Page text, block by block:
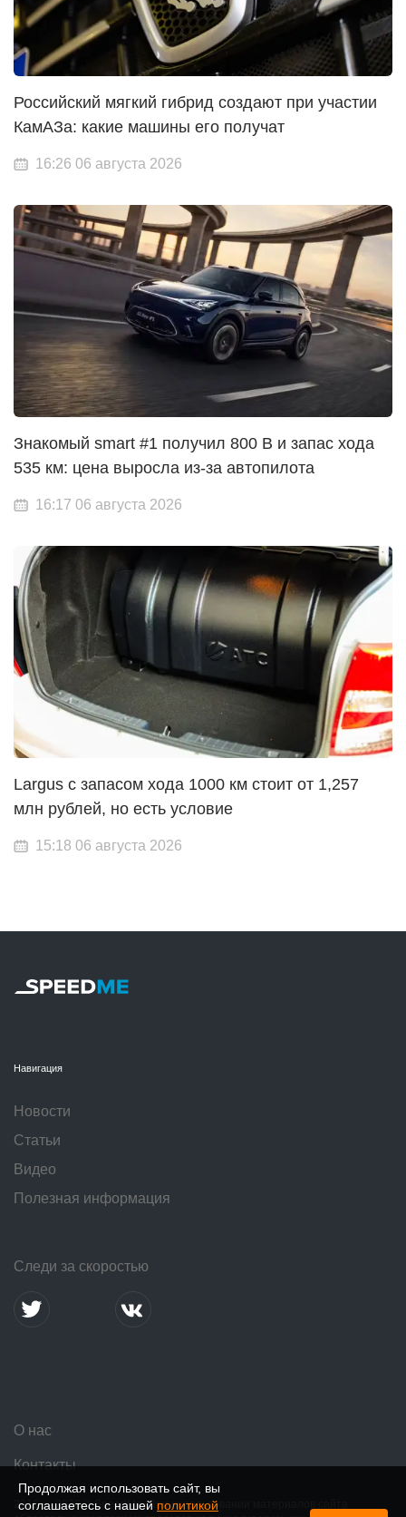
Российский мягкий гибрид создают при участии
КамАЗа: какие машины его получат
16:26 06 августа 2026
Знакомый smart #1 получил 800 В и запас хода
535 км: цена выросла из-за автопилота
16:17 06 августа 2026
Largus с запасом хода 1000 км стоит от 1,257
млн рублей, но есть условие
15:18 06 августа 2026
Продолжая использовать сайт, вы
соглашаетесь с нашей политикой
Навигация
Новости
Статьи
Видео
Полезная информация
Следи за скоростью
О нас
Контакты
2016 — 2026 © SpeedMe. При использовании материалов сайта